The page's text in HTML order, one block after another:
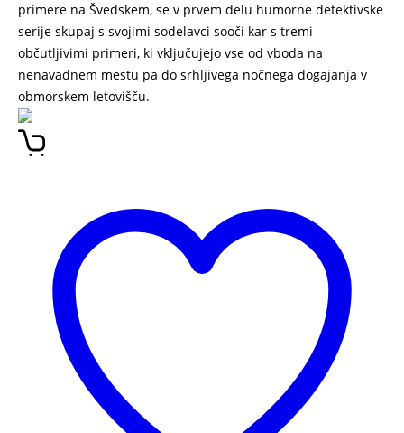
primere na Švedskem, se v prvem delu humorne detektivske
serije skupaj s svojimi sodelavci sooči kar s tremi
občutljivimi primeri, ki vključujejo vse od vboda na
nenavadnem mestu pa do srhljivega nočnega dogajanja v
obmorskem letovišču.